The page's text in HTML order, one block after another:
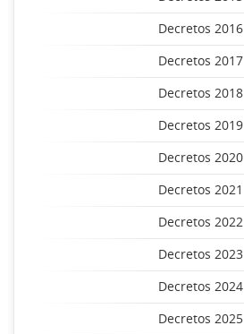
Decretos 2016
Decretos 2017
Decretos 2018
Decretos 2019
Decretos 2020
Decretos 2021
Decretos 2022
Decretos 2023
Decretos 2024
Decretos 2025